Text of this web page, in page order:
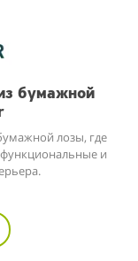
бумажной
лозы, где
и